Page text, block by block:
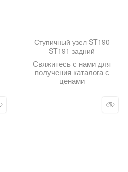
Ступичный узел ST190
ST191 задний
Свяжитесь с нами для
получения каталога с
ценами